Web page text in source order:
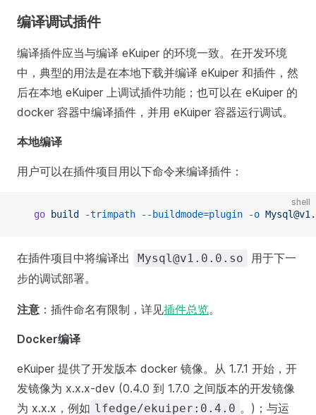
编译调试插件
编译插件应当与编译 eKuiper 的环境一致。在开发环境
中，典型的用法是在本地下载并编译 eKuiper 和插件，然
后在本地 eKuiper 上调试插件功能；也可以在 eKuiper 的
docker 容器中编译插件，并用 eKuiper 容器运行调试。
本地编译
用户可以在插件项目用以下命令来编译插件：
shell
   go
build -trimpath --buildmode=plugin -o
在插件项目中将编译出 Mysql@v1.0.0.so
用于下一
步的调试部署。
注意 ：插件命名有限制，详见插件总览。
Docker编译
eKuiper 提供了开发版本 docker 镜像。从 1.7.1 开始，开
发镜像为 x.x.x-dev (0.4.0 到 1.7.0 之间版本的开发镜像
为 x.x.x，例如 lfedge/ekuiper:0.4.0 。)；与运